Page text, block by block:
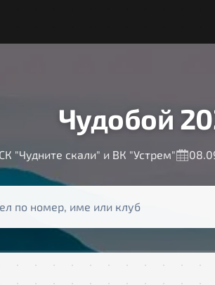
Чудобой
СК "Чудните скали" и ВК "Устрем"